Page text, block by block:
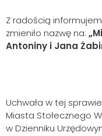
Z radością
zmieniło nazwę na:
Antoniny i Jana
Uchwała w tej
Miasta Stołecznego
w Dzienniku